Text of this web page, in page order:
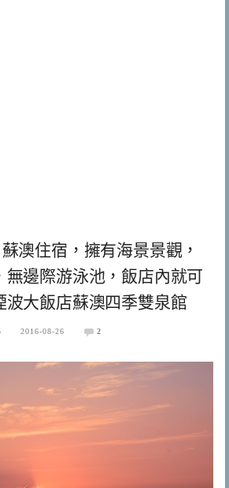
澳住宿，擁有海景景觀，
無邊際游泳池，飯店內就可
波大飯店蘇澳四季雙泉館
2016-08-26 2